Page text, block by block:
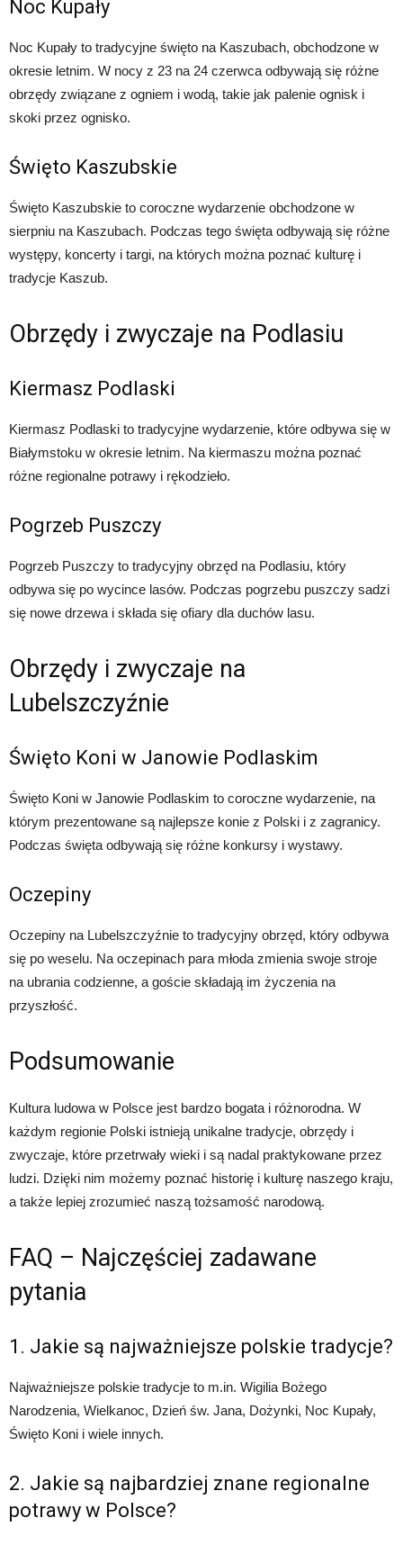
Noc Kupały
Noc Kupały to tradycyjne święto na Kaszubach, obchodzone w
okresie letnim. W nocy z 23 na 24 czerwca odbywają się różne
obrzędy związane z ogniem i wodą, takie jak palenie ognisk i
skoki przez ognisko.
Święto Kaszubskie
Święto Kaszubskie to coroczne wydarzenie obchodzone w
sierpniu na Kaszubach. Podczas tego święta odbywają się różne
występy, koncerty i targi, na których można poznać kulturę i
tradycje Kaszub.
Obrzędy i zwyczaje na Podlasiu
Kiermasz Podlaski
Kiermasz Podlaski to tradycyjne wydarzenie, które odbywa się w
Białymstoku w okresie letnim. Na kiermaszu można poznać
różne regionalne potrawy i rękodzieło.
Pogrzeb Puszczy
Pogrzeb Puszczy to tradycyjny obrzęd na Podlasiu, który
odbywa się po wycince lasów. Podczas pogrzebu puszczy sadzi
się nowe drzewa i składa się ofiary dla duchów lasu.
Obrzędy i zwyczaje na
Lubelszczyźnie
Święto Koni w Janowie Podlaskim
Święto Koni w Janowie Podlaskim to coroczne wydarzenie, na
którym prezentowane są najlepsze konie z Polski i z zagranicy.
Podczas święta odbywają się różne konkursy i wystawy.
Oczepiny
Oczepiny na Lubelszczyźnie to tradycyjny obrzęd, który odbywa
się po weselu. Na oczepinach para młoda zmienia swoje stroje
na ubrania codzienne, a goście składają im życzenia na
przyszłość.
Podsumowanie
Kultura ludowa w Polsce jest bardzo bogata i różnorodna. W
każdym regionie Polski istnieją unikalne tradycje, obrzędy i
zwyczaje, które przetrwały wieki i są nadal praktykowane przez
ludzi. Dzięki nim możemy poznać historię i kulturę naszego kraju,
a także lepiej zrozumieć naszą tożsamość narodową.
FAQ – Najczęściej zadawane
pytania
1. Jakie są najważniejsze polskie tradycje?
Najważniejsze polskie tradycje to m.in. Wigilia Bożego
Narodzenia, Wielkanoc, Dzień św. Jana, Dożynki, Noc Kupały,
Święto Koni i wiele innych.
2. Jakie są najbardziej znane regionalne
potrawy w Polsce?